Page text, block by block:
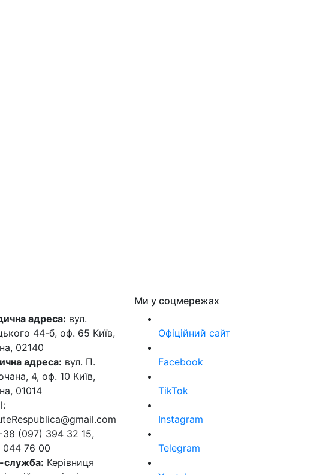
адреса: вул.
44-б, оф. 65 Київ,
02140
адреса: вул. П.
4, оф. 10 Київ,
01014
(097) 394 32 15,
044 76 00
служба: Керівниця
Ми у соцмережах
Офіційний сайт
Facebook
TikTok
Instagram
Telegram